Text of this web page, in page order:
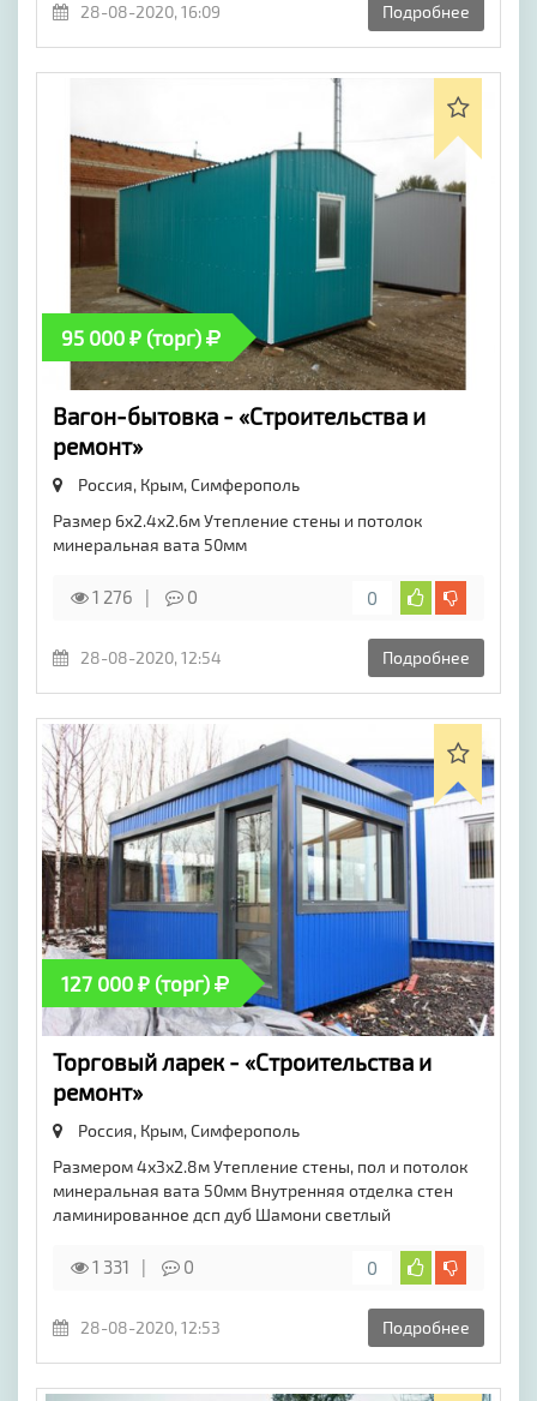
28-08-2020, 16:09 Подробнее
95 000 ₽ (торг)
Вагон-бытовка - «Строительства и
ремонт»
Россия, Крым,Симферополь
Размер 6х2.4х2.6м Утепление стены и потолок
минеральная вата 50мм
1 276 0 0
28-08-2020, 12:54 Подробнее
127 000 ₽ (торг)
Торговый ларек - «Строительства и
ремонт»
Россия, Крым,Симферополь
Размером 4х3х2.8м Утепление стены, пол и потолок
минеральная вата 50мм Внутренняя отделка стен
ламинированное дсп дуб Шамони светлый
1 331 0 0
28-08-2020, 12:53 Подробнее